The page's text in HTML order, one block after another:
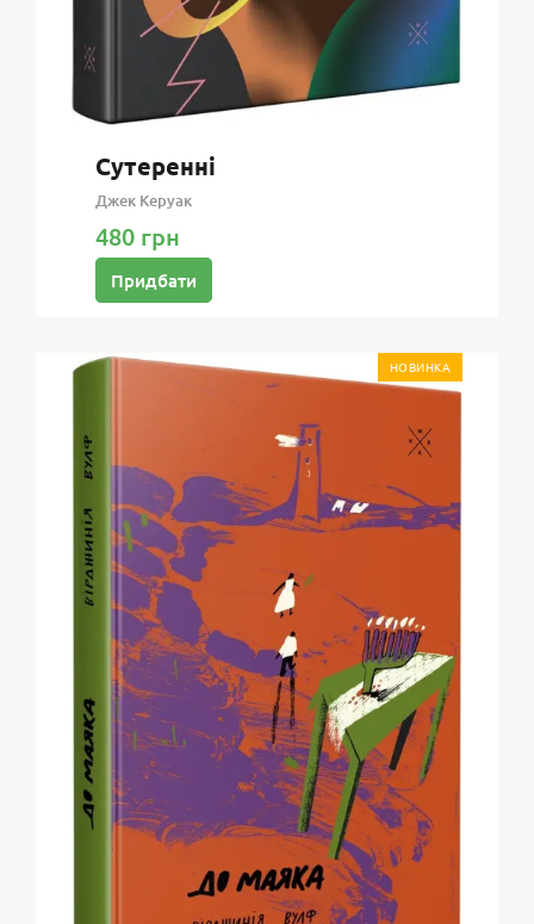
Сутеренні
Джек Керуак
480 грн
Придбати
НОВИНКА